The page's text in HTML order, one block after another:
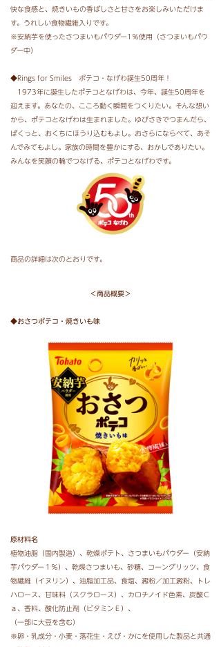
快な食感と、焼きいもの香ばしさと甘さをお楽しみいただけま
す。うれしい食物繊維入りです。
※安納芋を使ったさつまいもパウダー1％使用（さつまいもパウ
ダー中）
◆Rings for Smiles ポテコ・なげわ誕生50周年！
1973年に誕生したポテコとなげわは、今年、誕生50周年を
迎えます。あなたの、こころ動く瞬間をつくりたい。そんな想い
から、ポテコとなげわは生まれました。ゆびさきでつまんだら、
ぱくっと、おくちにほうり込むもよし。おさらにならべて、あそ
んでみてもよし。家族の時間を豊かにする、おかしでありたい。
みんなを笑顔の輪でつなげる、ポテコとなげわです。
商品の詳細は次のとおりです。
＜商品概要＞
◆おさつポテコ・焼きいも味
原材料名
植物油脂（国内製造）、乾燥ポテト、さつまいもパウダー（安納
芋パウダー１％）、乾燥さつまいも、砂糖、コーングリッツ、食
物繊維（イヌリン）、油脂加工品、食塩、澱粉／加工澱粉、トレ
ハロース、甘味料（スクラロース）、カロチノイド色素、炭酸Ｃ
ａ、香料、酸化防止剤（ビタミンＥ）、
（一部に大豆を含む）
※卵・乳成分・小麦・落花生・えび・かにを使用した製品と共通